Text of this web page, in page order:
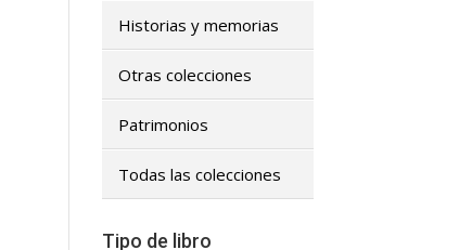
Historias y memorias
Otras colecciones
Patrimonios
Todas las colecciones
Tipo de libro